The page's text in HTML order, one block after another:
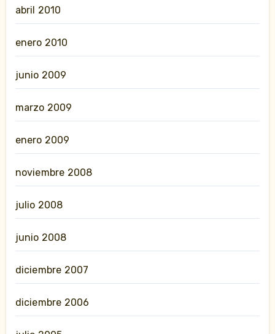
abril 2010
enero 2010
junio 2009
marzo 2009
enero 2009
noviembre 2008
julio 2008
junio 2008
diciembre 2007
diciembre 2006